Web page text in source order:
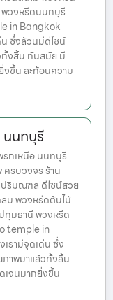
พวงหรีดนนทบุรี
in Bangkok
น ซึ่งล้วนมีดีไซน์
ทั้งสิ้น ทันสมัย มี
งขึ้น สะท้อนความ
นนทบุรี
กเหนือ นนทบุรี
รบวงจร ร้าน
ปริมณฑล ดีไซน์สวย
ม พวงหรีดต้นไม้
ทุมธานี พวงหรีด
temple in
รามีจุดเด่น ซึ่ง
าพมาแล้วทั้งสิ้น
เจนมากยิ่งขึ้น